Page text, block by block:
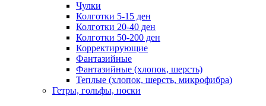
Чулки
Колготки 5-15 ден
Колготки 20-40 ден
Колготки 50-200 ден
Корректирующие
Фантазийные
Фантазийные (хлопок, шерсть)
Теплые (хлопок, шерсть, микрофибра)
Гетры, гольфы, носки